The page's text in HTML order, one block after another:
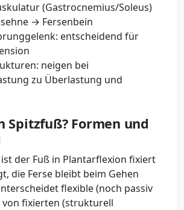
(Gastrocnemius/Soleus)
→ Fersenbein
entscheidend für
neigen bei
zu Überlastung und
Spitzfuß? Formen und
der Fuß in Plantarflexion fixiert
die Ferse bleibt beim Gehen
flexible (noch passiv
fixierten (strukturell